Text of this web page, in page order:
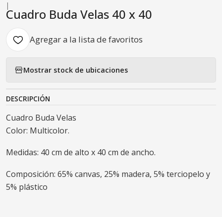
|
Cuadro Buda Velas 40 x 40
Agregar a la lista de favoritos
Mostrar stock de ubicaciones
DESCRIPCIÓN
Cuadro Buda Velas
Color: Multicolor.
Medidas: 40 cm de alto x 40 cm de ancho.
Composición: 65% canvas, 25% madera, 5% terciopelo y
5% plástico